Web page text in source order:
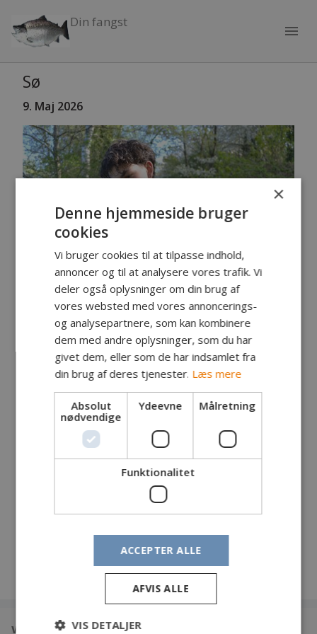
Din fangst
menu
Sø
9. Maj 2026
Fanger: Peter Bay Eriksen, Olsker
Fangst: Spejlkarpe
Lokalitet: Præstemosen
Tidspunkt: Kl. 9:40
Vægt: 4,8 kg
Længde: cm
Endegrej: Snowman rig
Egne kommentarer:
Ikke en af de største fisk jeg har fanget, men helt
www.din-fangst.dk
×
Denne hjemmeside bruger
cookies
Vi bruger cookies til at tilpasse indhold,
annoncer og til at analysere vores trafik. Vi
deler også oplysninger om din brug af
vores websted med vores annoncerings-
og analysepartnere, som kan kombinere
dem med andre oplysninger, som du har
givet dem, eller som de har indsamlet fra
din brug af deres tjenester. Læs mere
Absolut
nødvendige
Ydeevne Målretning
Funktionalitet
ACCEPTER ALLE
AFVIS ALLE
VIS DETALJER